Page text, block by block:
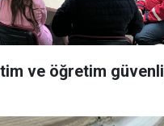
ve öğretim